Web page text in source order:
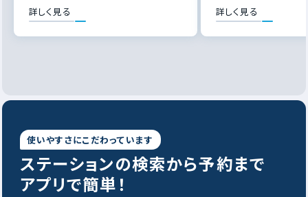
詳しく見る 詳しく見る
使いやすさにこだわっています
ステーションの検索から予約まで
アプリで簡単！